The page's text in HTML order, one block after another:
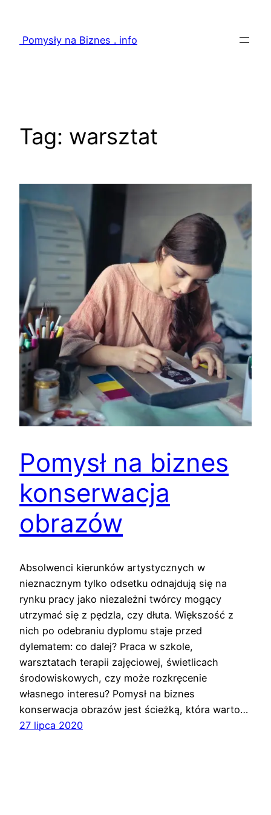
treściPomysły na Biznes . info
Tag: warsztat
Pomysł na biznes
konserwacja
obrazów
Absolwenci kierunków artystycznych w
nieznacznym tylko odsetku odnajdują się na
rynku pracy jako niezależni twórcy mogący
utrzymać się z pędzla, czy dłuta. Większość z
nich po odebraniu dyplomu staje przed
dylematem: co dalej? Praca w szkole,
warsztatach terapii zajęciowej, świetlicach
środowiskowych, czy może rozkręcenie
własnego interesu? Pomysł na biznes
konserwacja obrazów jest ścieżką, która warto…
27 lipca 2020